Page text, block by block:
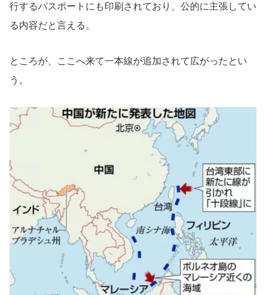
行するパスポートにも印刷されており、公的に主張してい
る内容だと言える。
ところが、ここへ来て一本線が追加されて広がったとい
う。